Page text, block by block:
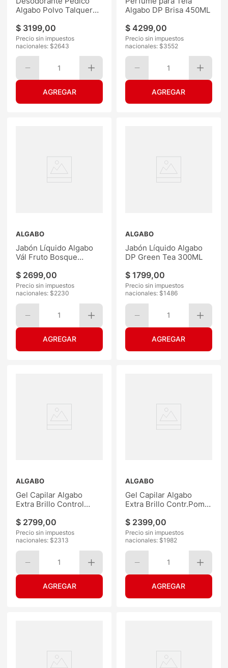
Algabo Polvo Talquera
$ 3199,00
Precio sin impuestos
nacionales: $2643
1
Algabo DP Brisa 450ML
$ 4299,00
Precio sin impuestos
nacionales: $3552
1
ALGABO
Jabón Líquido Algabo
Vál Fruto Bosque
$ 2699,00
Precio sin impuestos
nacionales: $2230
1
ALGABO
Jabón Líquido Algabo
DP Green Tea 300ML
$ 1799,00
Precio sin impuestos
nacionales: $1486
1
ALGABO
Gel Capilar Algabo
Extra Brillo Control
$ 2799,00
Precio sin impuestos
nacionales: $2313
1
ALGABO
Gel Capilar Algabo
Extra Brillo Contr.Pomo
$ 2399,00
Precio sin impuestos
nacionales: $1982
1